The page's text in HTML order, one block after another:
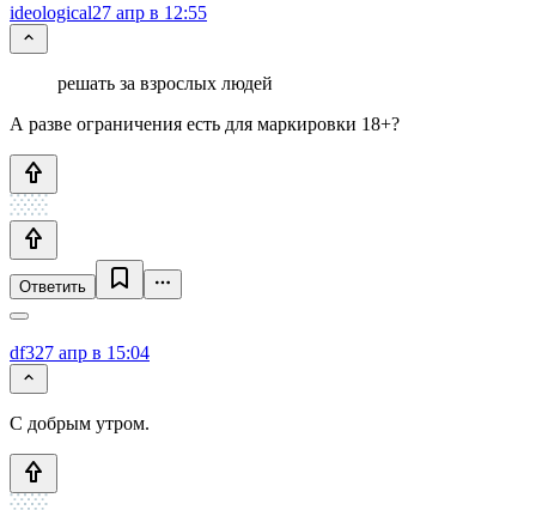
ideological27 апр в 12:55
решать за взрослых людей
А разве ограничения есть для маркировки 18+?
Ответить
df327 апр в 15:04
С добрым утром.